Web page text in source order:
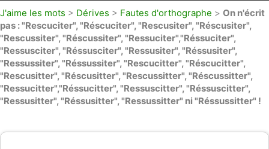
J'aime les mots > Dérives > Fautes d'orthographe > On n'écrit
pas : "Rescuciter", "Réscuciter", "Rescusiter", "Réscusiter",
"Rescussiter", "Réscussiter", "Ressuciter","Réssuciter",
"Ressusciter", "Réssusciter", "Ressusiter", "Réssusiter",
"Ressussiter", "Réssussiter", "Rescucitter", "Réscucitter",
"Rescusitter", "Réscusitter", "Rescussitter", "Réscussitter",
"Ressucitter","Réssucitter", "Ressuscitter", "Réssuscitter",
"Ressusitter", "Réssusitter", "Ressussitter" ni "Réssussitter" !